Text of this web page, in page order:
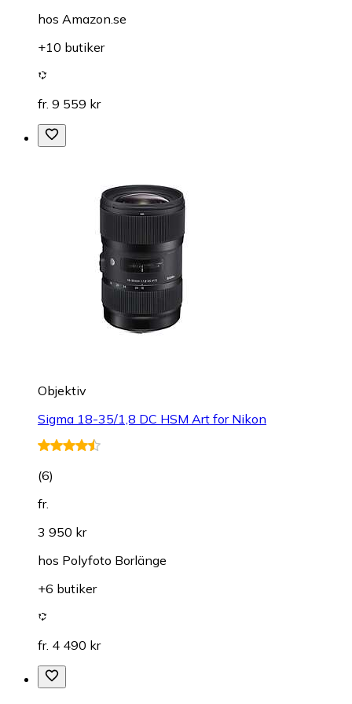
hos Amazon.se
+10 butiker
fr. 9 559 kr
Objektiv
Sigma 18-35/1,8 DC HSM Art for Nikon
(6)
fr.
3 950 kr
hos Polyfoto Borlänge
+6 butiker
fr. 4 490 kr